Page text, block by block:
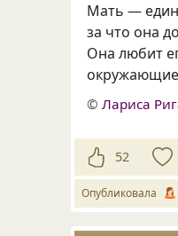
Мать —
за что она
Она любит
©Лариса
52
Опубликовала